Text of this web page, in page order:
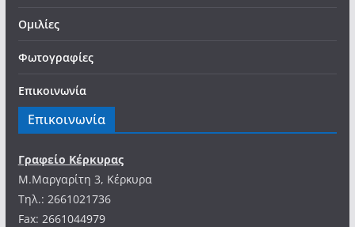
Ομιλίες
Φωτογραφίες
Επικοινωνία
Επικοινωνία
Γραφείο Κέρκυρας
Μ.Μαργαρίτη 3, Κέρκυρα
Tηλ.: 2661021736
Fax: 2661044979